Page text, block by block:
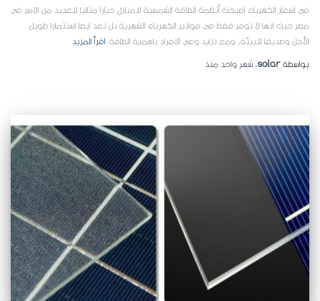
في اسعار الكهرباء اصبحت أنظمة الطاقة الشمسية للمنازل خيارا مثاليا للعديد من الاسر في
مصر حيث انها لا توفر فقط في فواتير الكهرباء الشهرية بل تعد ايضا استثمارا طويل
الأجل وصديقا للبيئة. ومع تزايد وعي الافراد باهمية الطاقة اقرأ المزيد
بواسطةsolar، شهر واحد منذ